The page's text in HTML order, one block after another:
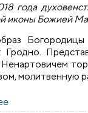
года
иконы Божией
Гродно.
молитвенную